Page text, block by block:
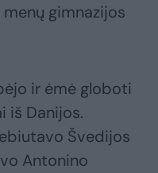
gimnazijos
ir ėmė globoti
iš Danijos.
Švedijos
Antonino